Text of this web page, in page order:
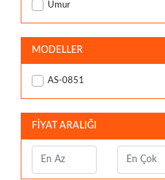
Umur
MODELLER
AS-0851
FİYAT ARALIĞI